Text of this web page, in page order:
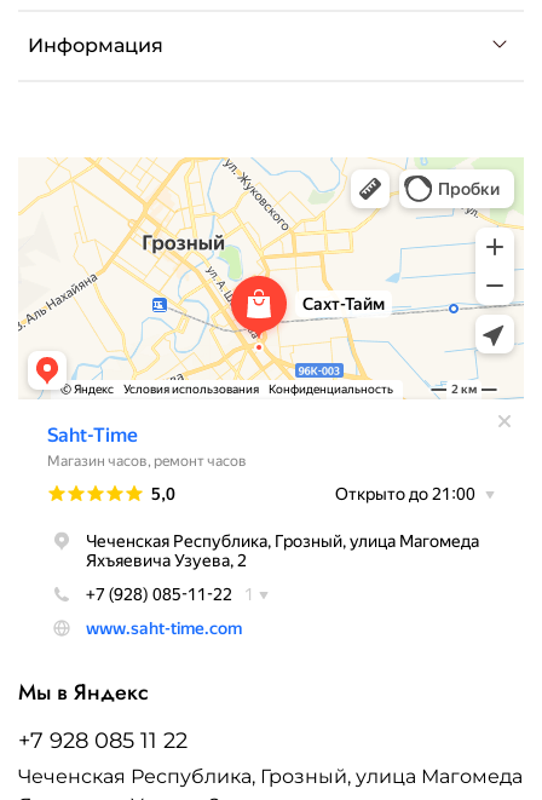
Информация
Мы в Яндекс
+7 928 085 11 22
Чеченская Республика, Грозный, улица Магомеда